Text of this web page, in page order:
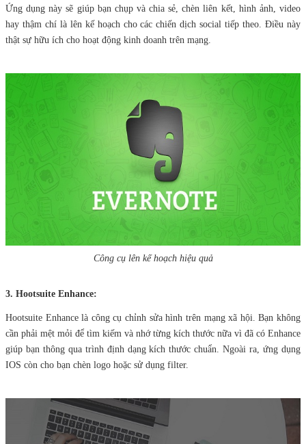
Ứng dụng này sẽ giúp bạn chụp và chia sẻ, chèn liên kết, hình ảnh, video
hay thậm chí là lên kế hoạch cho các chiến dịch social tiếp theo. Điều này
thật sự hữu ích cho hoạt động kinh doanh trên mạng.
Công cụ lên kế hoạch hiệu quả
3. Hootsuite Enhance:
Hootsuite Enhance là công cụ chỉnh sửa hình trên mạng xã hội. Bạn không
cần phải mệt mỏi để tìm kiếm và nhớ từng kích thước nữa vì đã có Enhance
giúp bạn thông qua trình định dạng kích thước chuẩn. Ngoài ra, ứng dụng
IOS còn cho bạn chèn logo hoặc sử dụng filter.